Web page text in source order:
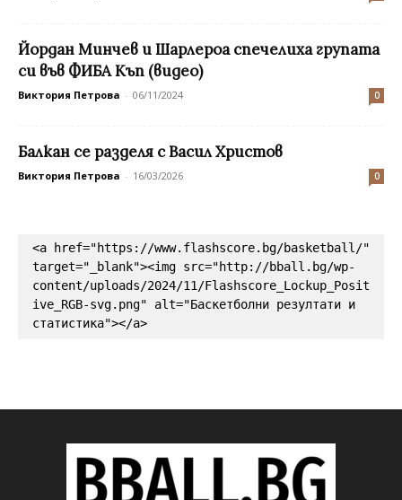
Йордан Минчев и Шарлероа спечелиха групата
си във ФИБА Къп (видео)
Виктория Петрова - 06/11/2024 0
Балкан се разделя с Васил Христов
Виктория Петрова - 16/03/2026 0
<a href="https://www.flashscore.bg/basketball/"
target="_blank"><img src="http://bball.bg/wp-
content/uploads/2024/11/Flashscore_Lockup_Posit
ive_RGB-svg.png" alt="Баскетболни резултати и
статистика"></a>